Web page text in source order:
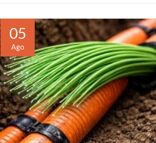
05
Ago